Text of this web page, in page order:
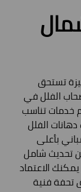
تستحق
الفلل في
خدمات تناسب
الفلل
بأعلى
تحديث شامل
الاعتماد
تحفة فنية